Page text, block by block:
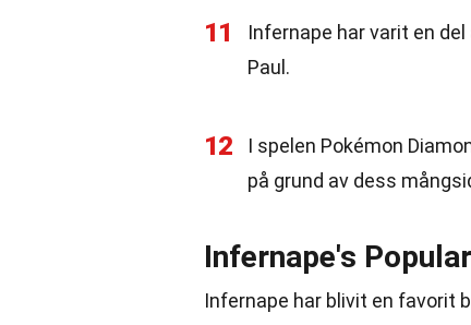
11
Infernape har varit en
Paul.
12
I spelen Pokémon
på grund av dess
Infernape's
Infernape har blivit en favorit